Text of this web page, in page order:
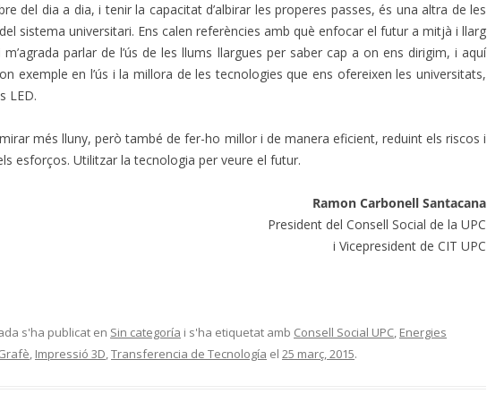
del dia a dia, i tenir la capacitat d’albirar les properes passes, és una altra de les
sistema universitari. Ens calen referències amb què enfocar el futur a mitjà i llarg
parlar de l’ús de les llums llargues per saber cap a on ens dirigim, i aquí
exemple en l’ús i la millora de les tecnologies que ens ofereixen les universitats,
LED.
més lluny, però també de fer-ho millor i de manera eficient, reduint els riscos i
esforços. Utilitzar la tecnologia per veure el futur.
Ramon Carbonell Santacana
President del Consell Social de la UPC
i Vicepresident de CIT UPC
s'ha publicat en Sin categoría i s'ha etiquetat amb Consell Social UPC, Energies
, Impressió 3D,Transferencia de Tecnología el 25 març, 2015.